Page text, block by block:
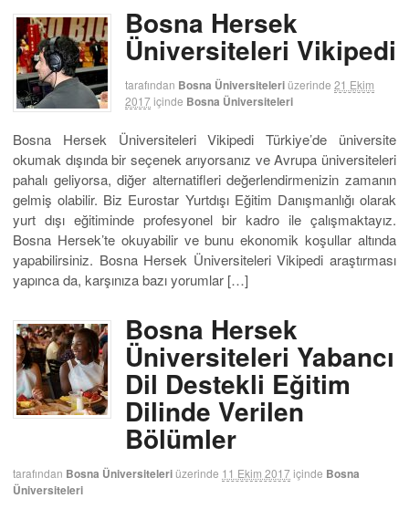
Bosna Hersek
Üniversiteleri Vikipedi
tarafından Bosna Üniversiteleriüzerinde 21 Ekim
2017içinde Bosna Üniversiteleri
Bosna Hersek Üniversiteleri Vikipedi Türkiye’de üniversite
okumak dışında bir seçenek arıyorsanız ve Avrupa üniversiteleri
pahalı geliyorsa, diğer alternatifleri değerlendirmenizin zamanın
gelmiş olabilir. Biz Eurostar Yurtdışı Eğitim Danışmanlığı olarak
yurt dışı eğitiminde profesyonel bir kadro ile çalışmaktayız.
Bosna Hersek’te okuyabilir ve bunu ekonomik koşullar altında
yapabilirsiniz. Bosna Hersek Üniversiteleri Vikipedi araştırması
yapınca da, karşınıza bazı yorumlar […]
Bosna Hersek
Üniversiteleri Yabancı
Dil Destekli Eğitim
Dilinde Verilen
Bölümler
tarafından Bosna Üniversiteleriüzerinde 11 Ekim 2017içinde Bosna
Üniversiteleri